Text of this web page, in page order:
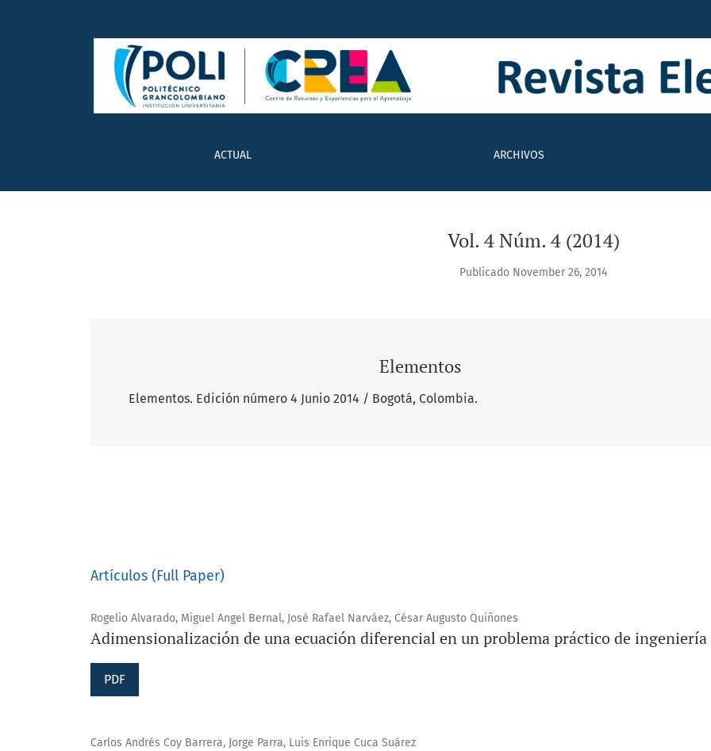
ACTUAL ARCHIVOS
Vol. 4 Núm. 4 (2014)
Publicado November 26, 2014
Elementos
Elementos. Edición número 4 Junio 2014 / Bogotá, Colombia.
Artículos (Full Paper)
Rogelio Alvarado, Miguel Angel Bernal, José Rafael Narváez, César Augusto Quiñones
Adimensionalización de una ecuación diferencial en un problema práctico de ingeniería
PDF
Carlos Andrés Coy Barrera, Jorge Parra, Luis Enrique Cuca Suárez